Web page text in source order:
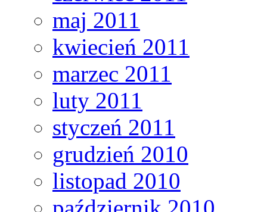
maj 2011
kwiecień 2011
marzec 2011
luty 2011
styczeń 2011
grudzień 2010
listopad 2010